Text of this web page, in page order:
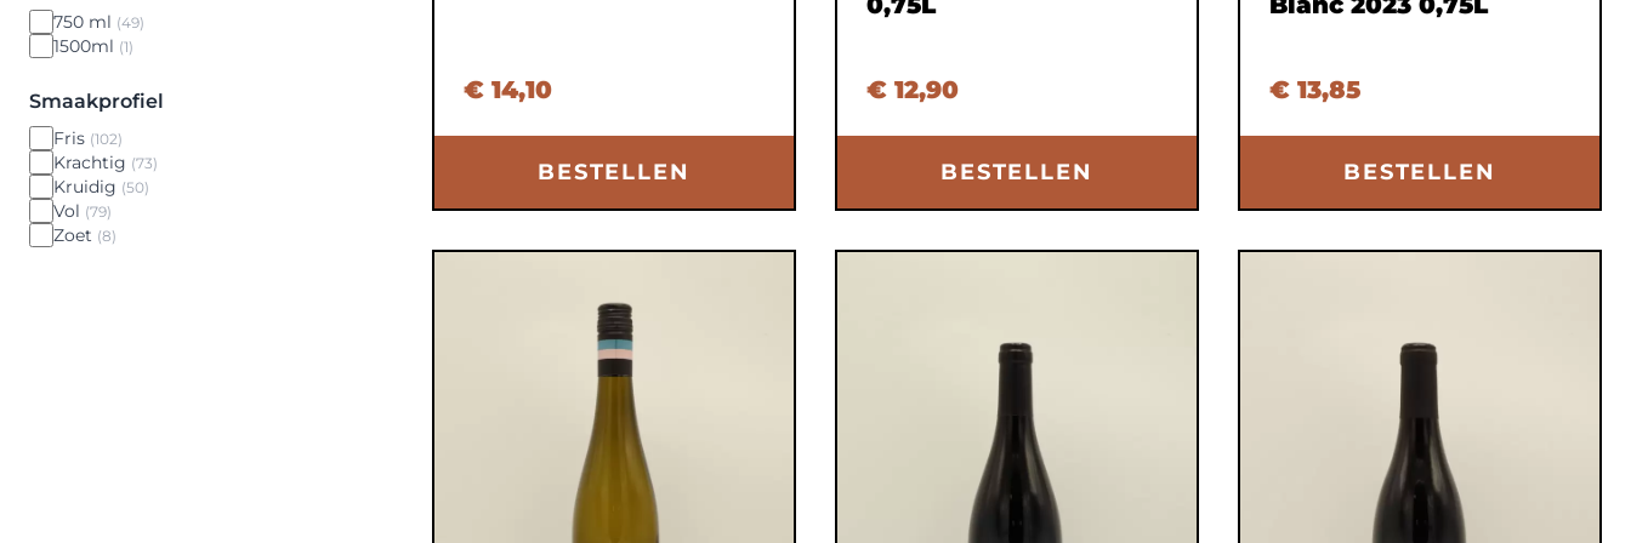
750 ml (49)
1500ml (1)
Smaakprofiel
Fris (102)
Krachtig (73)
Kruidig (50)
Vol (79)
Zoet (8)
€ 14,10
BESTELLEN
€ 12,90
BESTELLEN
€ 13,85
BESTELLEN